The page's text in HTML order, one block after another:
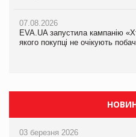
07.08.2026
EVA.UA запустила кампанію
якого покупці не очікують
05.08.2026
Мережа супермаркетів VARUS
03 березня 2026